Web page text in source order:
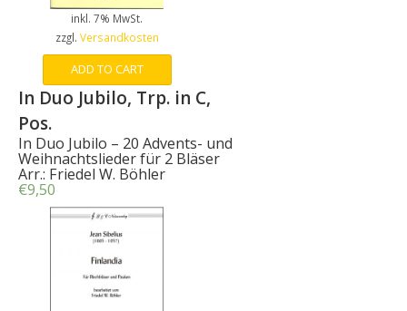
inkl. 7% MwSt.
zzgl. Versandkosten
ADD TO CART
In Duo Jubilo, Trp. in C,
Pos.
In Duo Jubilo – 20 Advents- und
Weihnachtslieder für 2 Bläser
Arr.: Friedel W. Böhler
€9,50